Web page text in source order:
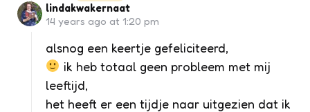
lindakwakernaat
14 years ago at 1:20 pm
alsnog een keertje gefeliciteerd,
ik heb totaal geen probleem met mij
leeftijd,
het heeft er een tijdje naar uitgezien dat ik